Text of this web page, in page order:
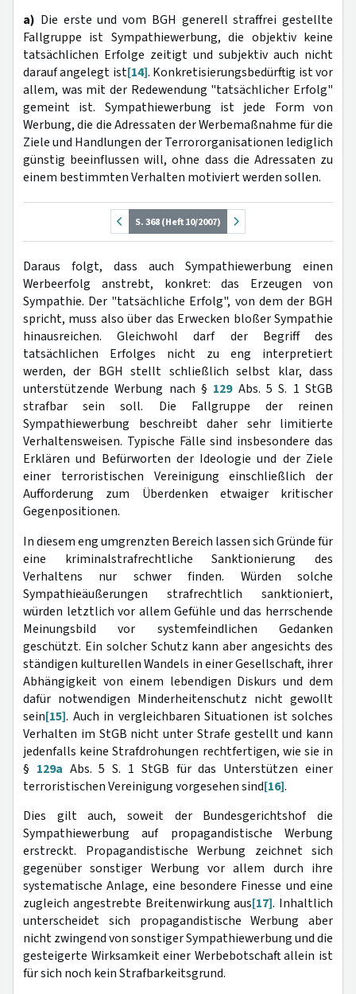
a) Die erste und vom BGH generell straffrei gestellte
Fallgruppe ist Sympathiewerbung, die objektiv keine
tatsächlichen Erfolge zeitigt und subjektiv auch nicht
darauf angelegt ist[14]. Konkretisierungsbedürftig ist vor
allem, was mit der Redewendung "tatsächlicher Erfolg"
gemeint ist. Sympathiewerbung ist jede Form von
Werbung, die die Adressaten der Werbemaßnahme für die
Ziele und Handlungen der Terrororganisationen lediglich
günstig beeinflussen will, ohne dass die Adressaten zu
einem bestimmten Verhalten motiviert werden sollen.
S. 368 (Heft 10/2007)
Daraus folgt, dass auch Sympathiewerbung einen
Werbeerfolg anstrebt, konkret: das Erzeugen von
Sympathie. Der "tatsächliche Erfolg", von dem der BGH
spricht, muss also über das Erwecken bloßer Sympathie
hinausreichen. Gleichwohl darf der Begriff des
tatsächlichen Erfolges nicht zu eng interpretiert
werden, der BGH stellt schließlich selbst klar, dass
unterstützende Werbung nach § 129Abs. 5 S. 1 StGB
strafbar sein soll. Die Fallgruppe der reinen
Sympathiewerbung beschreibt daher sehr limitierte
Verhaltensweisen. Typische Fälle sind insbesondere das
Erklären und Befürworten der Ideologie und der Ziele
einer terroristischen Vereinigung einschließlich der
Aufforderung zum Überdenken etwaiger kritischer
Gegenpositionen.
In diesem eng umgrenzten Bereich lassen sich Gründe für
eine kriminalstrafrechtliche Sanktionierung des
Verhaltens nur schwer finden. Würden solche
Sympathieäußerungen strafrechtlich sanktioniert,
würden letztlich vor allem Gefühle und das herrschende
Meinungsbild vor systemfeindlichen Gedanken
geschützt. Ein solcher Schutz kann aber angesichts des
ständigen kulturellen Wandels in einer Gesellschaft, ihrer
Abhängigkeit von einem lebendigen Diskurs und dem
dafür notwendigen Minderheitenschutz nicht gewollt
sein[15]. Auch in vergleichbaren Situationen ist solches
Verhalten im StGB nicht unter Strafe gestellt und kann
jedenfalls keine Strafdrohungen rechtfertigen, wie sie in
§ 129a Abs. 5 S. 1 StGB für das Unterstützen einer
terroristischen Vereinigung vorgesehen sind[16].
Dies gilt auch, soweit der Bundesgerichtshof die
Sympathiewerbung auf propagandistische Werbung
erstreckt. Propagandistische Werbung zeichnet sich
gegenüber sonstiger Werbung vor allem durch ihre
systematische Anlage, eine besondere Finesse und eine
zugleich angestrebte Breitenwirkung aus[17]. Inhaltlich
unterscheidet sich propagandistische Werbung aber
nicht zwingend von sonstiger Sympathiewerbung und die
gesteigerte Wirksamkeit einer Werbebotschaft allein ist
für sich noch kein Strafbarkeitsgrund.